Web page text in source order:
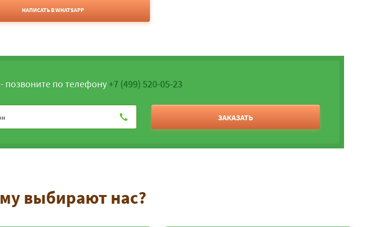
НАПИСАТЬ В WHATSAPP
позвоните по телефону+7 (499) 520-05-23
ЗАКАЗАТЬ
выбирают нас?